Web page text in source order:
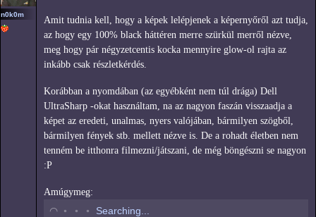
n0k0m
Amit tudnia kell, hogy a képek lelépjenek a képernyőről azt tudja,
az hogy egy 100% black háttéren merre szürkül merről nézve,
meg hogy pár négyzetcentis kocka mennyire glow-ol rajta az
inkább csak részletkérdés.
Korábban a nyomdában (az egyébként nem túl drága) Dell
UltraSharp -okat használtam, na az nagyon faszán visszaadja a
képet az eredeti, unalmas, nyers valójában, bármilyen szögből,
bármilyen fények stb. mellett nézve is. De a rohadt életben nem
tenném be itthonra filmezni/játszani, de még böngészni se nagyon
:P
Amúgymeg:
◟ ◦ ◦ ◦
Searching...